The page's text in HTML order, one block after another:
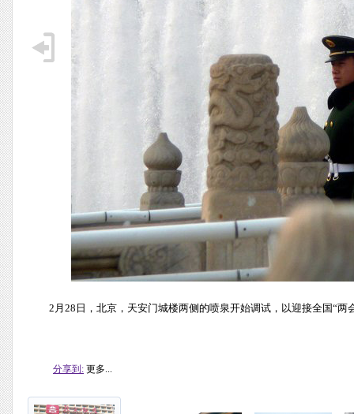
2月28日，北京，天安门城楼两侧的喷泉开始调试，以迎接全国“两
分享到: 更多...